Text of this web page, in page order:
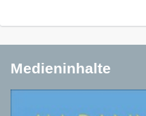
Medieninhalte